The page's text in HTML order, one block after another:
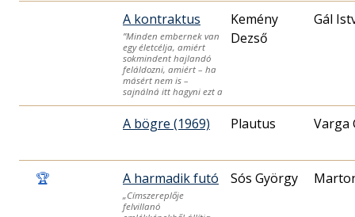
A kontraktus
”Minden embernek van
egy életcélja, amiért
sokmindent hajlandó
feláldozni, amiért – ha
másért nem is –
sajnálná itt hagyni ezt a
Kemény
Dezső
Gál
A bögre (1969) Plautus Varga
🏆 A harmadik futó
„Címszereplője
felvillanó
Sós György